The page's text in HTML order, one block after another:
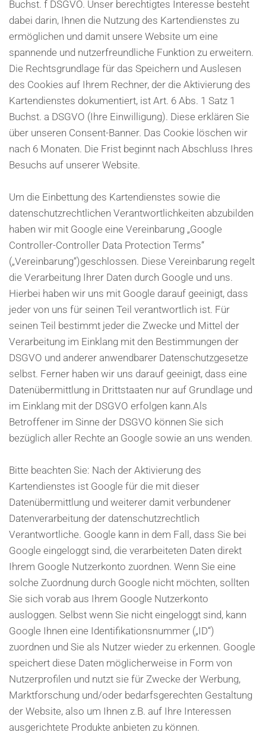
Buchst. f DSGVO. Unser berechtigtes Interesse besteht
dabei darin, Ihnen die Nutzung des Kartendienstes zu
ermöglichen und damit unsere Website um eine
spannende und nutzerfreundliche Funktion zu erweitern.
Die Rechtsgrundlage für das Speichern und Auslesen
des Cookies auf Ihrem Rechner, der die Aktivierung des
Kartendienstes dokumentiert, ist Art. 6 Abs. 1 Satz 1
Buchst. a DSGVO (Ihre Einwilligung). Diese erklären Sie
über unseren Consent-Banner. Das Cookie löschen wir
nach 6 Monaten. Die Frist beginnt nach Abschluss Ihres
Besuchs auf unserer Website.
Um die Einbettung des Kartendienstes sowie die
datenschutzrechtlichen Verantwortlichkeiten abzubilden
haben wir mit Google eine Vereinbarung „Google
Controller-Controller Data Protection Terms“
(„Vereinbarung“)geschlossen. Diese Vereinbarung regelt
die Verarbeitung Ihrer Daten durch Google und uns.
Hierbei haben wir uns mit Google darauf geeinigt, dass
jeder von uns für seinen Teil verantwortlich ist. Für
seinen Teil bestimmt jeder die Zwecke und Mittel der
Verarbeitung im Einklang mit den Bestimmungen der
DSGVO und anderer anwendbarer Datenschutzgesetze
selbst. Ferner haben wir uns darauf geeinigt, dass eine
Datenübermittlung in Drittstaaten nur auf Grundlage und
im Einklang mit der DSGVO erfolgen kann.Als
Betroffener im Sinne der DSGVO können Sie sich
bezüglich aller Rechte an Google sowie an uns wenden.
Bitte beachten Sie: Nach der Aktivierung des
Kartendienstes ist Google für die mit dieser
Datenübermittlung und weiterer damit verbundener
Datenverarbeitung der datenschutzrechtlich
Verantwortliche. Google kann in dem Fall, dass Sie bei
Google eingeloggt sind, die verarbeiteten Daten direkt
Ihrem Google Nutzerkonto zuordnen. Wenn Sie eine
solche Zuordnung durch Google nicht möchten, sollten
Sie sich vorab aus Ihrem Google Nutzerkonto
ausloggen. Selbst wenn Sie nicht eingeloggt sind, kann
Google Ihnen eine Identifikationsnummer („ID“)
zuordnen und Sie als Nutzer wieder zu erkennen. Google
speichert diese Daten möglicherweise in Form von
Nutzerprofilen und nutzt sie für Zwecke der Werbung,
Marktforschung und/oder bedarfsgerechten Gestaltung
der Website, also um Ihnen z.B. auf Ihre Interessen
ausgerichtete Produkte anbieten zu können.